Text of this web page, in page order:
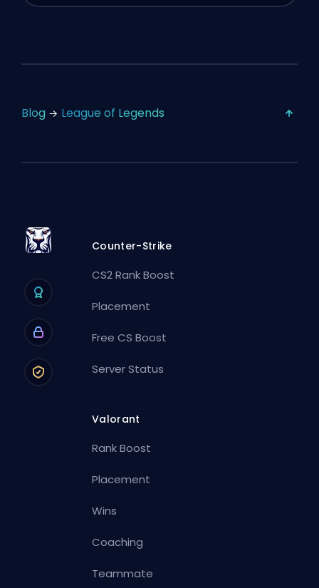
Blog League of Legends
Counter-Strike
CS2 Rank Boost
Placement
Free CS Boost
Server Status
Valorant
Rank Boost
Placement
Wins
Coaching
Teammate